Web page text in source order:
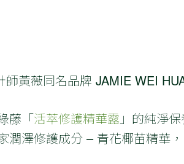
師黃薇同名品牌 JAMIE WEI
藤「活萃修護精華露 」的純淨
潤澤修護成分 – 青花椰苗精華